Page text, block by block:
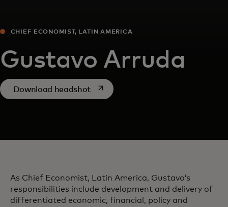
CHIEF ECONOMIST, LATIN AMERICA
Gustavo Arruda
Download headshotopens in a new tab
As Chief Economist, Latin America, Gustavo’s
responsibilities include development and delivery of
differentiated economic, financial, policy and